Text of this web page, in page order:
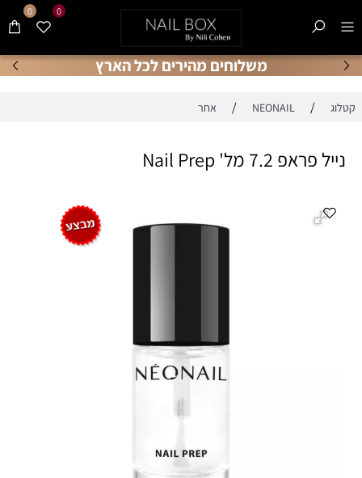
משלוחים מהירים לכל הארץ
0 0
קטלוג /
NEONAIL
/ אחר
נייל פראפ 7.2 מל' Nail Prep